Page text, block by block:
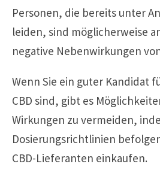
Personen, die bereits unter
leiden, sind möglicherweise
negative Nebenwirkungen
Wenn Sie ein guter Kandidat
CBD sind, gibt es
Wirkungen zu vermeiden,
Dosierungsrichtlinien
CBD-Lieferanten einkaufen.